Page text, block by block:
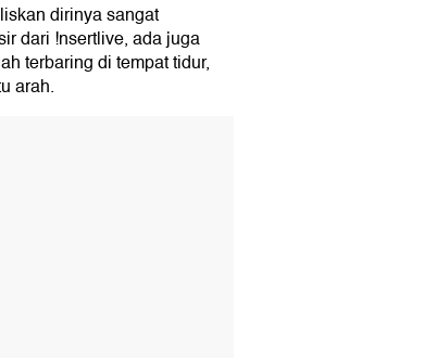
dirinya sangat
dari !nsertlive, ada juga
terbaring di tempat tidur,
arah.